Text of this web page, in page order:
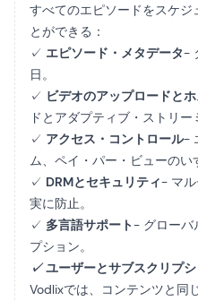
すべてのエピソードをスケジ
とができる：
✓ エピソード・メタデータ-
日。
✓ ビデオのアップロードと
ドとアダプティブ・ストリー
✓ アクセス・コントロール-
ム、ペイ・パー・ビューのい
✓ DRMとセキュリティ- マル
実に防止。
✓ 多言語サポート- グローバ
プション。
✓ユーザーとサブスクリプ
Vodlixでは、コンテンツと同